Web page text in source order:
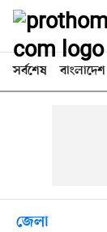
সর্বশেষ বাংলাদেশ
জেলা